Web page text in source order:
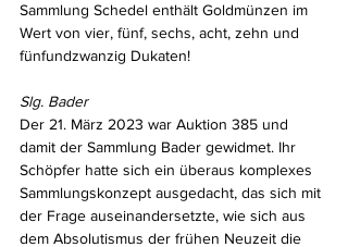
Sammlung Schedel enthält Goldmünzen im
Wert von vier, fünf, sechs, acht, zehn und
fünfundzwanzig Dukaten!
Slg. Bader
Der 21. März 2023 war Auktion 385 und
damit der Sammlung Bader gewidmet. Ihr
Schöpfer hatte sich ein überaus komplexes
Sammlungskonzept ausgedacht, das sich mit
der Frage auseinandersetzte, wie sich aus
dem Absolutismus der frühen Neuzeit die